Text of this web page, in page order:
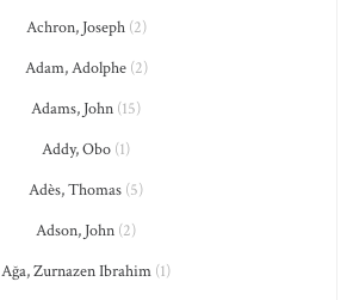
Achron, Joseph(2)
Adam, Adolphe(2)
Adams, John (15)
Addy, Obo (1)
Adès, Thomas (5)
Adson, John (2)
Ağa, Zurnazen Ibrahim (1)